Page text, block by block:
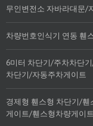
무인변전소 자바라대문/
차량번호인식기 연동 휀
6미터 차단기/주차차단
차단기/자동주차게이트
경제형 휀스형 차단기/
게이트/휀스형차량게이트